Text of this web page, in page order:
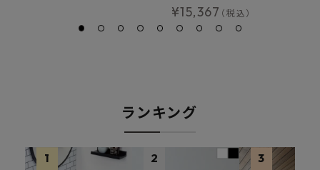
¥15,367 （税込）
ランキング